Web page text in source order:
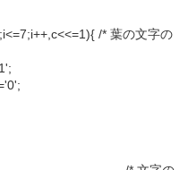
/* 葉の文字の